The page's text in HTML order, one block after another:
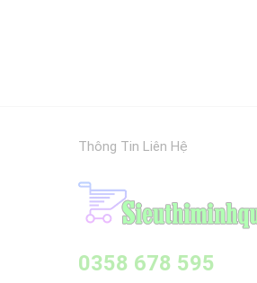
Thông Tin Liên Hệ
0358 678 595